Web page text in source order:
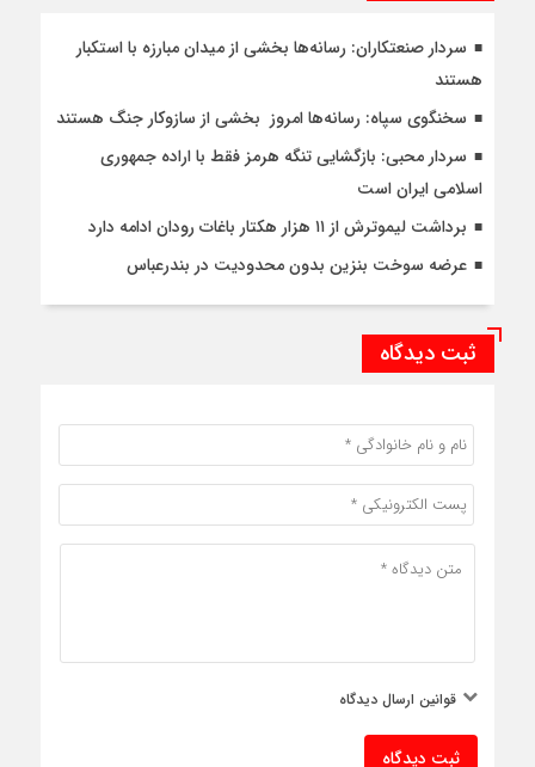
سردار صنعتکاران: رسانه‌ها بخشی از میدان مبارزه با استکبار
هستند
سخنگوی سپاه: رسانه‌ها امروز بخشی از سازوکار جنگ هستند
سردار محبی: بازگشایی تنگه‌ هرمز فقط با اراده جمهوری
اسلامی ایران است
برداشت لیموترش از ۱۱ هزار هکتار باغات رودان ادامه دارد
عرضه سوخت بنزین بدون محدودیت در بندرعباس
ثبت دیدگاه
قوانین ارسال دیدگاه
ثبت دیدگاه